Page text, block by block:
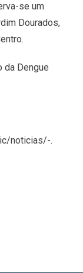
se um
Dourados,
da Dengue
noticias/-.